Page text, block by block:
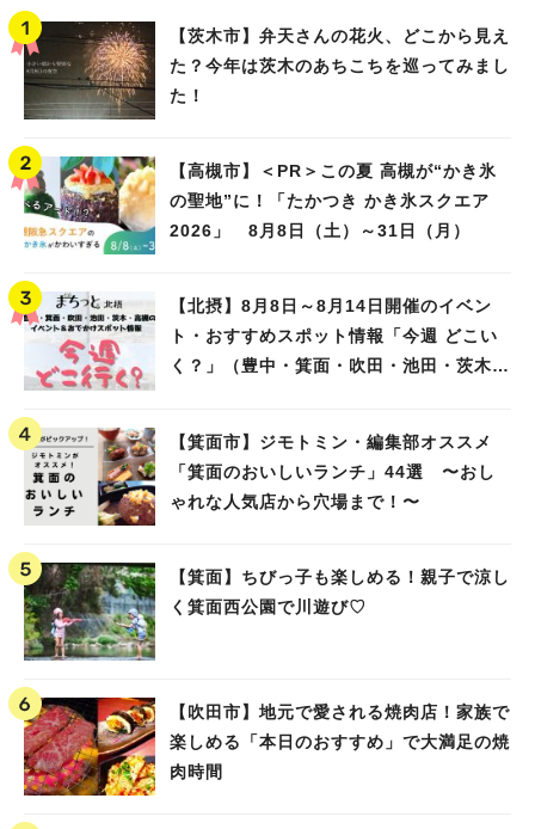
【茨木市】弁天さんの花火、どこから見え
た？今年は茨木のあちこちを巡ってみまし
た！
【高槻市】＜PR＞この夏 高槻が“かき氷
の聖地”に！「たかつき かき氷スクエア
2026」 8月8日（土）～31日（月）
【北摂】8月8日～8月14日開催のイベン
ト・おすすめスポット情報「今週 どこい
く？」（豊中・箕面・吹田・池田・茨木・
【箕面市】ジモトミン・編集部オススメ
「箕面のおいしいランチ」44選 〜おし
ゃれな人気店から穴場まで！〜
【箕面】ちびっ子も楽しめる！親子で涼し
く箕面西公園で川遊び♡
【吹田市】地元で愛される焼肉店！家族で
楽しめる「本日のおすすめ」で大満足の焼
肉時間